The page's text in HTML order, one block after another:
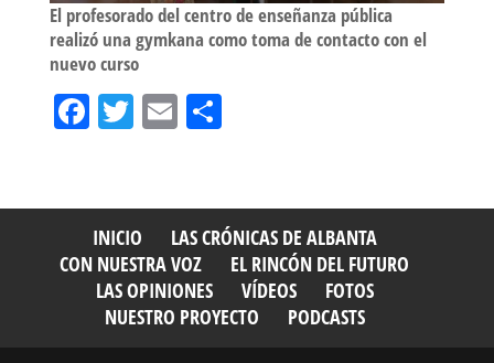
El profesorado del centro de enseñanza pública
realizó una gymkana como toma de contacto con el
nuevo curso
Fa
ok
T
er
E Sh
INICIO
LAS CRÓNICAS DE ALBANTA
CON NUESTRA VOZ
EL RINCÓN DEL FUTURO
LAS OPINIONES
VÍDEOS
FOTOS
NUESTRO PROYECTO
PODCASTS